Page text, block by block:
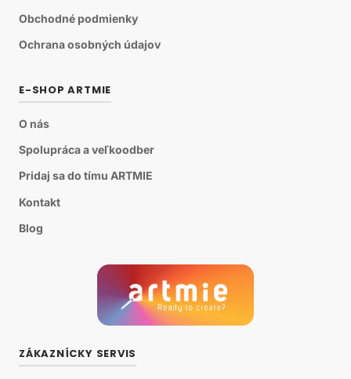
Obchodné podmienky
Ochrana osobných údajov
E-SHOP ARTMIE
O nás
Spolupráca a veľkoodber
Pridaj sa do tímu ARTMIE
Kontakt
Blog
ZÁKAZNÍCKY SERVIS